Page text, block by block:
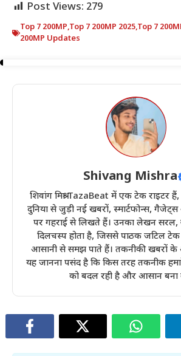
Post Views: 279
Top 7 200MP,Top 7 200MP 2025,Top 7
200MP Updates
Shivang Mishra
शिवांग मिश्रा TazaBeat में एक टेक राइटर
दुनिया से जुड़ी नई खबरों, स्मार्टफोन्स,
पर गहराई से लिखते हैं। उनका लेखन
दिलचस्प होता है, जिससे पाठक जटिल
आसानी से समझ पाते हैं। तकनीकी खबरों के
यह जानना पसंद है कि किस तरह तकनीक
को बदल रही है और आसान बना